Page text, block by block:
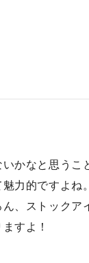
かなと思うこ
力的ですよね
、ストックア
すよ！